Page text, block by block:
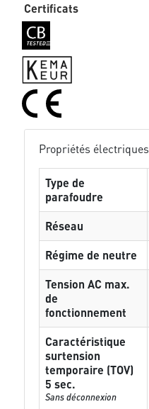
Certificats
Propriétés électriques
Type de
parafoudre
Réseau
Régime de neutre
Tension AC max.
de
fonctionnement
Caractéristique
surtension
temporaire (TOV)
5 sec.
Sans déconnexion